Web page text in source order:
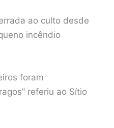
ao culto desde
incêndio
foram
referiu ao Sítio